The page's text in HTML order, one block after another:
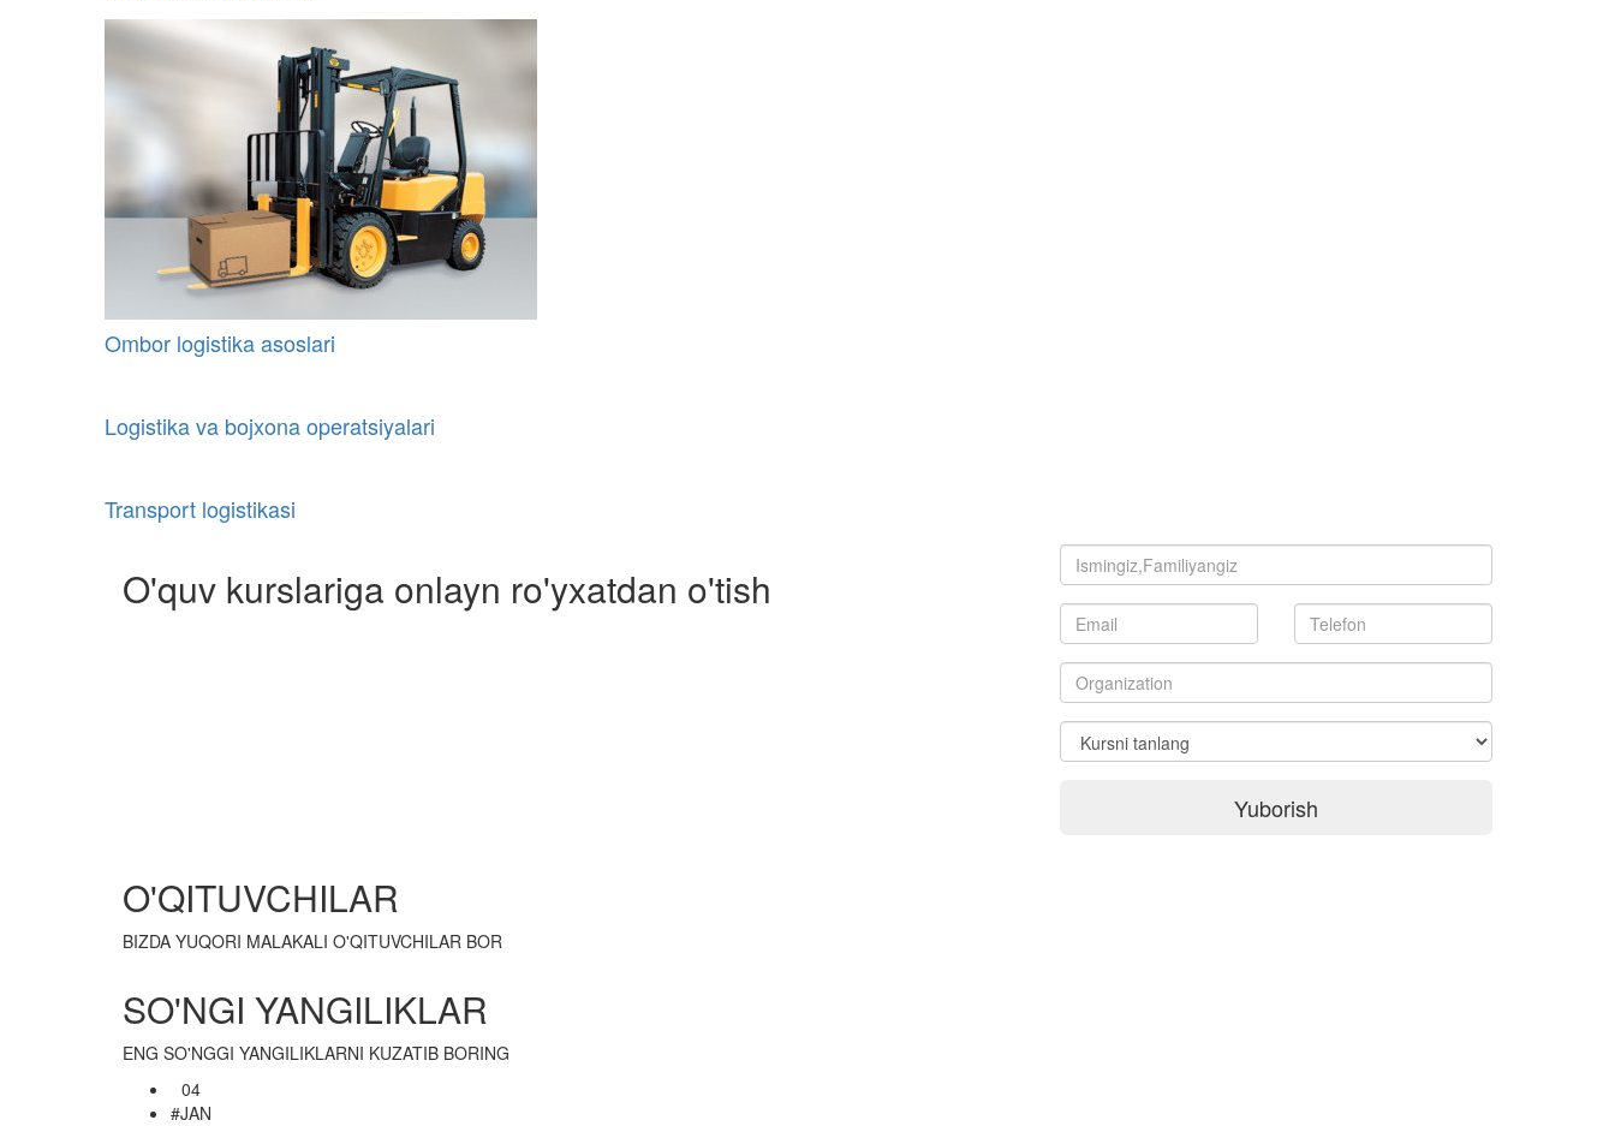
Ombor logistika asoslari
Logistika va bojxona operatsiyalari
Transport logistikasi
O'quv kurslariga onlayn ro'yxatdan o'tish
Yuborish
O'QITUVCHILAR
BIZDA YUQORI MALAKALI O'QITUVCHILAR BOR
SO'NGI YANGILIKLAR
ENG SO'NGGI YANGILIKLARNI KUZATIB BORING
04
#JAN